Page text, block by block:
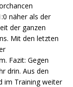
näher als der
der ganzen
Mit den letzten
Fazit: Gegen
drin. Aus den
im Training weiter